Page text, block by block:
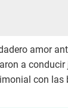
amor
a
con